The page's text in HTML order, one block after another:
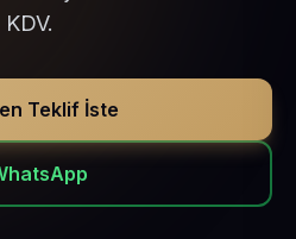
KDV.
Teklif İste